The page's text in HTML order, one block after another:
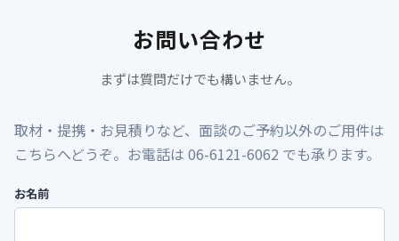
お問い合わせ
まずは質問だけでも構いません。
取材・提携・お見積りなど、面談のご予約以外のご用件は
こちらへどうぞ。お電話は 06-6121-6062 でも承ります。
お名前